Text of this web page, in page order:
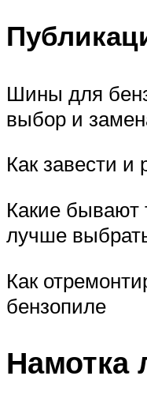
Шины для
выбор и
Как завести и
Какие
лучше
Как
бензопиле
Намотка